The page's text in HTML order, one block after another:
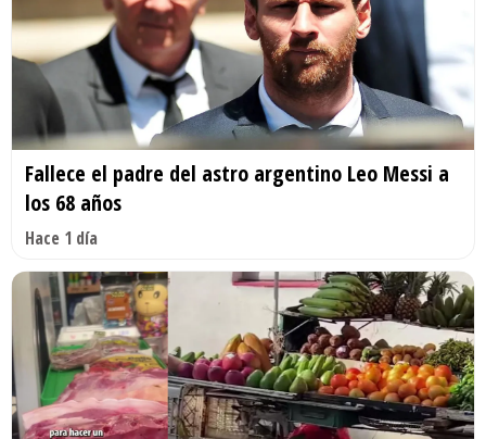
Fallece el padre del astro argentino Leo Messi a
los 68 años
Hace 1 día